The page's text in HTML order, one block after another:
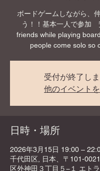
ボードゲームしながら、
う！！基本一人で参加
friends while playing
people come solo so
受付が終了し
他のイベント
日時・場所
2026年3月15日 19:00 –
千代田区, 日本、〒101-
区外神田３丁目５−１ エト